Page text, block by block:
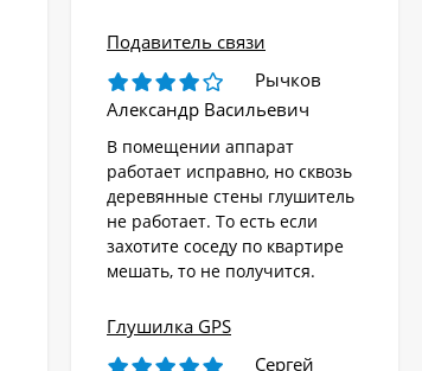
Подавитель связи
Рычков
Александр Васильевич
В помещении аппарат
работает исправно, но сквозь
деревянные стены глушитель
не работает. То есть если
захотите соседу по квартире
мешать, то не получится.
Глушилка GPS
Сергей